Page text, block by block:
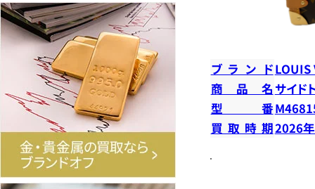
ブランドLOUIS
商品名 サイド
型番
買取時期2026